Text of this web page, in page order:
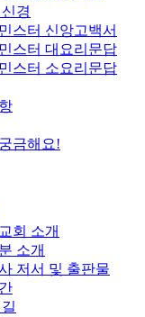
경
스터 신앙고백서
스터 대요리문답
스터 소요리문답
금해요!
회 소개
소개
저서 및 출판물